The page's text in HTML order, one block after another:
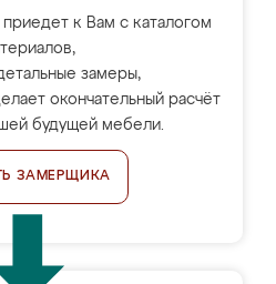
к Вам с каталогом
замеры,
окончательный расчёт
будущей мебели.
ЗАМЕРЩИКА